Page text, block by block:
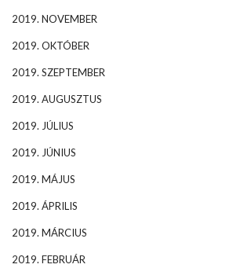
2019. NOVEMBER
2019. OKTÓBER
2019. SZEPTEMBER
2019. AUGUSZTUS
2019. JÚLIUS
2019. JÚNIUS
2019. MÁJUS
2019. ÁPRILIS
2019. MÁRCIUS
2019. FEBRUÁR